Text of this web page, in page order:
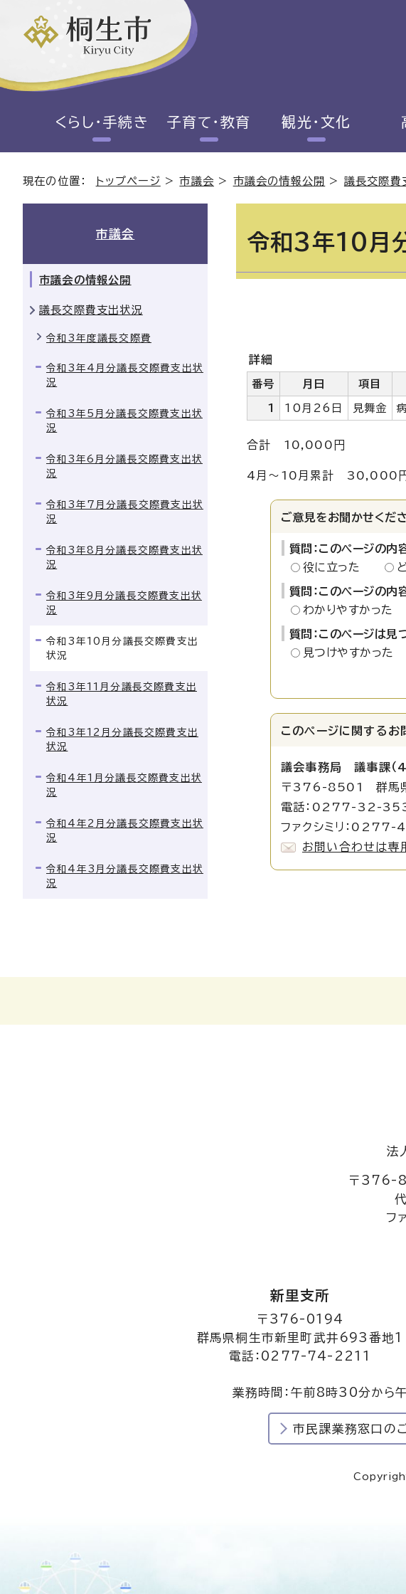
くらし・手続き 子育て・教育 観光・文化
現在の位置： トップページ >市議会 > 市議会の情報公開 > 議長交際費
令和3年10月
詳細
番号 月日 項目
1 10月26日 見舞金
合計 10,000円
4月～10月累計 30,000
ご意見をお聞かせくだ
質問：このページの内
役に立った
質問：このページの内
わかりやすかった
質問：このページは見
見つけやすかった
このページに関する お
議会事務局 議事課（4
〒376-8501 群馬県
電話：0277-32-
ファクシミリ：
お問い合わせは専
市議会
市議会の情報公開
議長交際費支出状況
令和3年度議長交際費
令和3年4月分議長交際費支出状
況
令和3年5月分議長交際費支出状
況
令和3年6月分議長交際費支出状
況
令和3年7月分議長交際費支出状
況
令和3年8月分議長交際費支出状
況
令和3年9月分議長交際費支出状
況
令和3年10月分議長交際費支出
状況
令和3年11月分議長交際費支出
状況
令和3年12月分議長交際費支出
状況
令和4年1月分議長交際費支出状
況
令和4年2月分議長交際費支出状
況
令和4年3月分議長交際費支出状
況
法
〒376-
フ
新里支所
〒376-0194
群馬県桐生市新里町武井693番地1
電話：0277-74-2211
業務時間：午前8時30分から
市民課業務窓口の